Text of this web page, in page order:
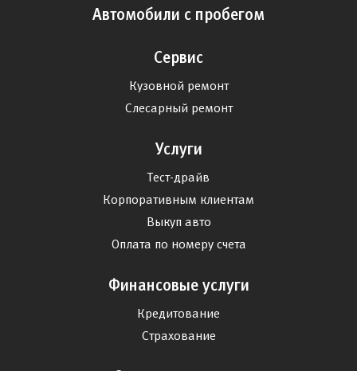
Автомобили с пробегом
Сервис
Кузовной ремонт
Слесарный ремонт
Услуги
Тест-драйв
Корпоративным клиентам
Выкуп авто
Оплата по номеру счета
Финансовые услуги
Кредитование
Страхование